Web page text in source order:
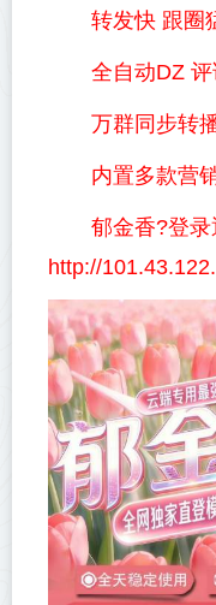
转发快 跟圈猛
全自动DZ 评
万群同步转
内置多款营销
郁金香?登录
http://